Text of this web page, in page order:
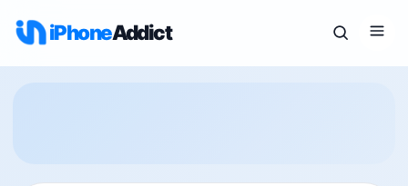
iPhoneAddict